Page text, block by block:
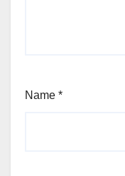
Name *